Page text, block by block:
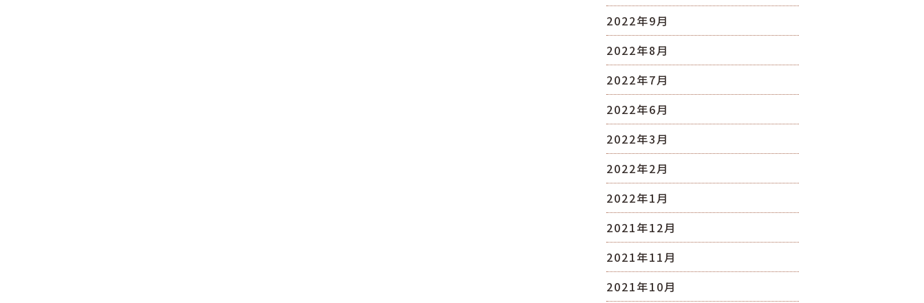
2022年9月
2022年8月
2022年7月
2022年6月
2022年3月
2022年2月
2022年1月
2021年12月
2021年11月
2021年10月